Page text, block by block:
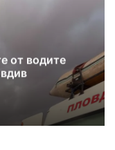
от водите